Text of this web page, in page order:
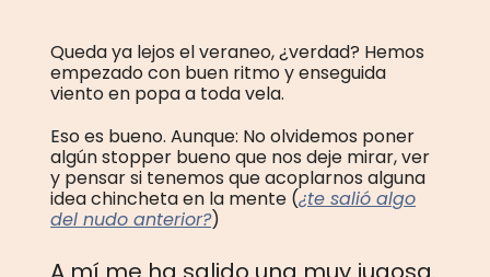
Queda ya lejos el veraneo, ¿verdad? Hemos
empezado con buen ritmo y enseguida
viento en popa a toda vela.
Eso es bueno. Aunque: No olvidemos poner
algún stopper bueno que nos deje mirar, ver
y pensar si tenemos que acoplarnos alguna
idea chincheta en la mente (¿te salió algo
del nudo anterior?)